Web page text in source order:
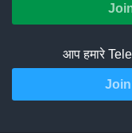
आप हमारे